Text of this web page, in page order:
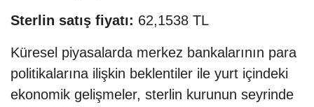
Sterlin satış fiyatı: 62,1538 TL
Küresel piyasalarda merkez bankalarının para
politikalarına ilişkin beklentiler ile yurt içindeki
ekonomik gelişmeler, sterlin kurunun seyrinde